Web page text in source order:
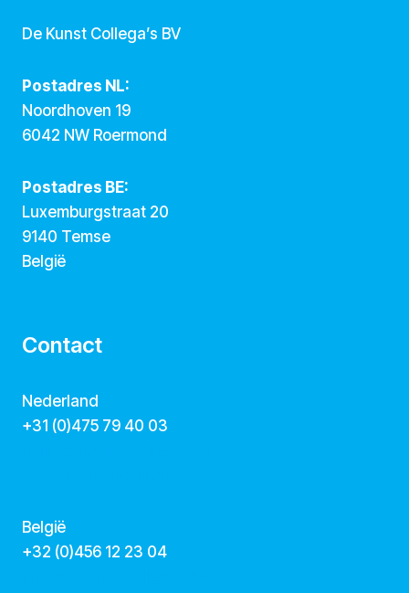
De Kunst Collega’s BV
Postadres NL:
Noordhoven 19
6042 NW Roermond
Postadres BE:
Luxemburgstraat 20
9140 Temse
België
Contact
Nederland
+31 (0)475 79 40 03
België
‭+32 (0)456 12 23 04‬